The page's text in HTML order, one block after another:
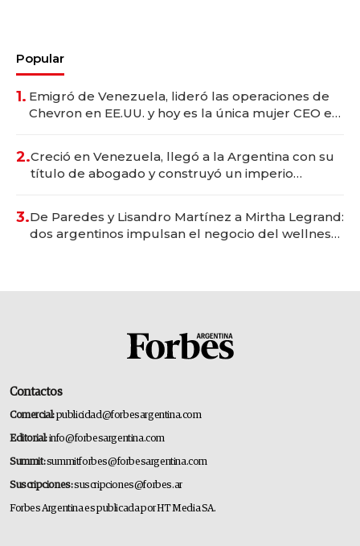
Popular
1. Emigró de Venezuela, lideró las operaciones de
Chevron en EE.UU. y hoy es la única mujer CEO en
2.Creció en Venezuela, llegó a la Argentina con su
título de abogado y construyó un imperio
3.De Paredes y Lisandro Martínez a Mirtha Legrand:
dos argentinos impulsan el negocio del wellness
Contactos
Comercial:publicidad@forbesargentina.com
Editorial:info@forbesargentina.com
Summit:summitforbes@forbesargentina.com
Suscripciones:suscripciones@forbes.ar
Forbes Argentina es publicada por HT Media SA.